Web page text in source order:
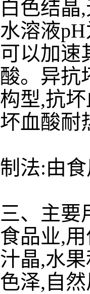
白色结晶
水溶液
可以加速
酸。异抗
构型,抗
坏血酸耐
制法:由
三、主要
食品业,
汁晶,水
色泽,自